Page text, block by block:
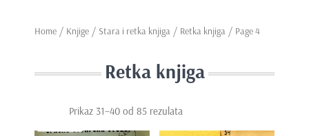
Home / Knjige / Stara i retka knjiga / Retka knjiga / Page 4
Retka knjiga
Prikaz 31–40 od 85 rezulata